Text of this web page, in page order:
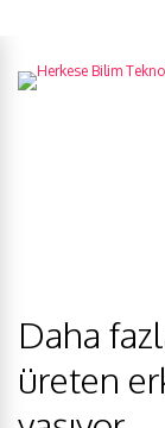
Daha
üreten